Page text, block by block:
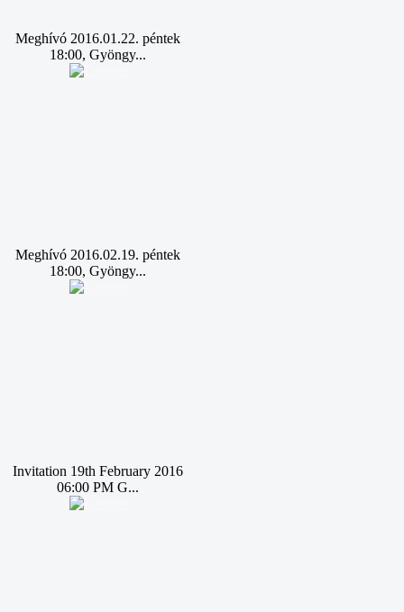
Meghívó 2016.01.22. péntek
18:00, Gyöngy...
Meghívó 2016.02.19. péntek
18:00, Gyöngy...
Invitation 19th February 2016
06:00 PM G...